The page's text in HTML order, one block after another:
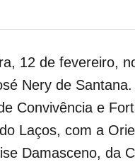
12 de fevereiro,
Nery de
Convivência e
Laços, com a
Damasceno, da